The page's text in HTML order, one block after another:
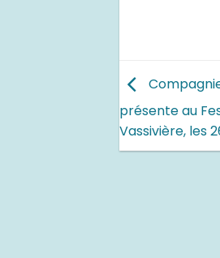
présente au
Vassivière, les